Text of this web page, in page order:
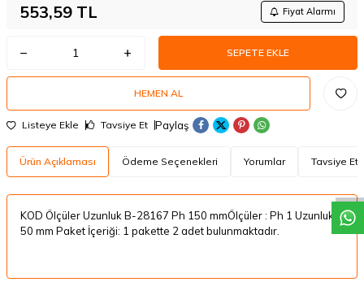
W
h
a
t
a
p
p
D
e
s
t
e
H
a
t
t
553,59 TL Fiyat Alarmı
SEPETE EKLE
HEMEN AL
Listeye Ekle Tavsiye Et Paylaş
Ürün Açıklaması Ödeme Seçenekleri Yorumlar Tavsiye Et
KOD Ölçüler Uzunluk B-28167 Ph 150 mmÖlçüler : Ph 1 Uzunluk :
50 mm Paket İçeriği: 1 pakette 2 adet bulunmaktadır.